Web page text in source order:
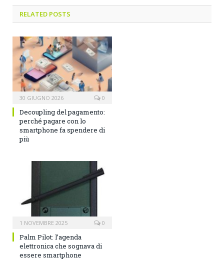
RELATED POSTS
30 GIUGNO 2026 0
Decoupling del pagamento:
perché pagare con lo
smartphone fa spendere di
più
1 NOVEMBRE 2025 0
Palm Pilot: l’agenda
elettronica che sognava di
essere smartphone